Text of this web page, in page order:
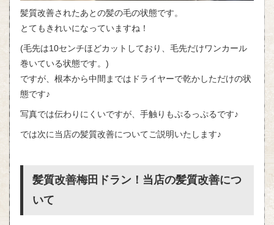
髪質改善されたあとの髪の毛の状態です。
とてもきれいになっていますね！
(毛先は10センチほどカットしており、毛先だけワンカール
巻いている状態です。)
ですが、根本から中間まではドライヤーで乾かしただけの状
態です♪
写真では伝わりにくいですが、手触りもぷるっぷるです♪
では次に当店の髪質改善についてご説明いたします♪
髪質改善梅田ドラン！当店の髪質改善につ
いて